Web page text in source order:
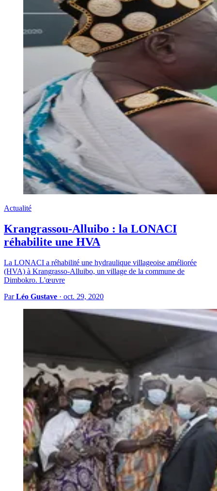
Actualité
Krangrassou-Alluibo : la LONACI
réhabilite une HVA
La LONACI a réhabilité une hydraulique villageoise améliorée
(HVA) à Krangrasso-Alluibo, un village de la commune de
Dimbokro. L'œuvre
ParLéo Gustave · oct. 29, 2020